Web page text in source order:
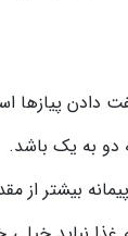
دادن پیازها
دو به یک باشد.
بیشتر از